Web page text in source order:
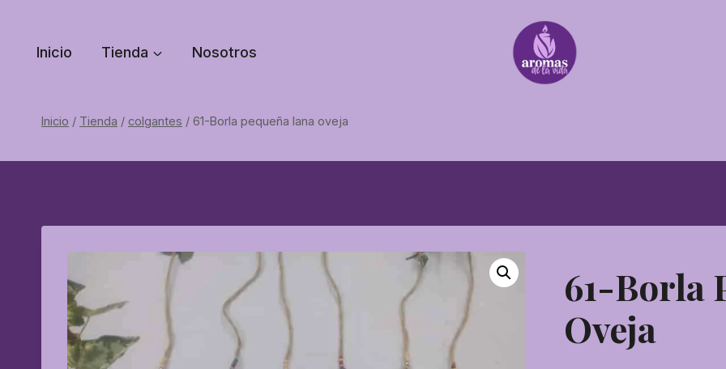
contenido
Inicio Tienda Nosotros
Inicio / Tienda / colgantes / 61-Borla pequeña lana oveja
61-Borla
Oveja